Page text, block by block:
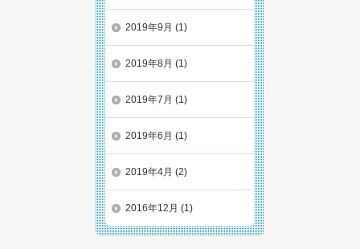
2019年9月 (1)
2019年8月 (1)
2019年7月 (1)
2019年6月 (1)
2019年4月 (2)
2016年12月 (1)